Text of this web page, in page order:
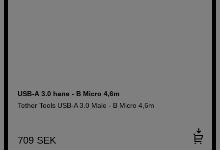
USB-A 3.0 hane - B Micro 4,6m
Tether Tools USB-A 3.0 Male - B Micro 4,6m
709 SEK